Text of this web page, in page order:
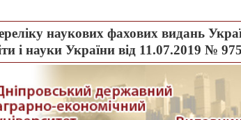
наукових фахових видань
і науки України від 11.07.2019 №